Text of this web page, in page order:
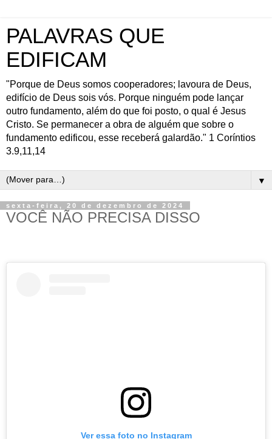
PALAVRAS QUE
EDIFICAM
"Porque de Deus somos cooperadores; lavoura de Deus,
edifício de Deus sois vós. Porque ninguém pode lançar
outro fundamento, além do que foi posto, o qual é Jesus
Cristo. Se permanecer a obra de alguém que sobre o
fundamento edificou, esse receberá galardão." 1 Coríntios
3.9,11,14
▼
sexta-feira, 20 de dezembro de 2024
VOCÊ NÃO PRECISA DISSO
Ver essa foto no Instagram